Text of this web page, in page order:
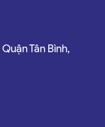
Tân Bình,